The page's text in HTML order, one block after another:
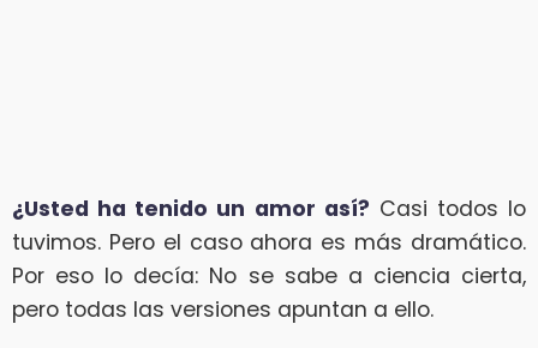
¿Usted ha tenido un amor así? Casi todos lo
tuvimos. Pero el caso ahora es más dramático.
Por eso lo decía: No se sabe a ciencia cierta,
pero todas las versiones apuntan a ello.